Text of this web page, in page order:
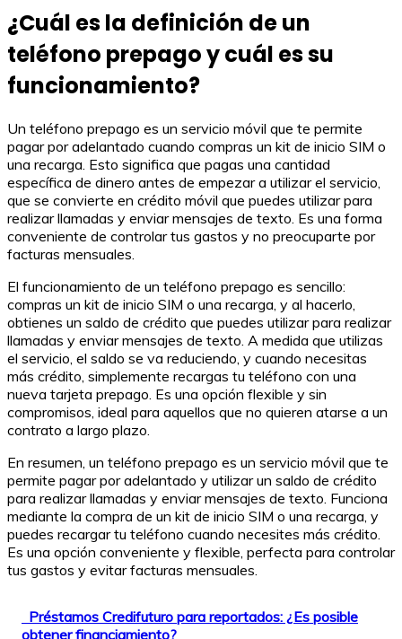
¿Cuál es la definición de un
teléfono prepago y cuál es su
funcionamiento?
Un teléfono prepago es un servicio móvil que te permite
pagar por adelantado cuando compras un kit de inicio SIM o
una recarga. Esto significa que pagas una cantidad
específica de dinero antes de empezar a utilizar el servicio,
que se convierte en crédito móvil que puedes utilizar para
realizar llamadas y enviar mensajes de texto. Es una forma
conveniente de controlar tus gastos y no preocuparte por
facturas mensuales.
El funcionamiento de un teléfono prepago es sencillo:
compras un kit de inicio SIM o una recarga, y al hacerlo,
obtienes un saldo de crédito que puedes utilizar para realizar
llamadas y enviar mensajes de texto. A medida que utilizas
el servicio, el saldo se va reduciendo, y cuando necesitas
más crédito, simplemente recargas tu teléfono con una
nueva tarjeta prepago. Es una opción flexible y sin
compromisos, ideal para aquellos que no quieren atarse a un
contrato a largo plazo.
En resumen, un teléfono prepago es un servicio móvil que te
permite pagar por adelantado y utilizar un saldo de crédito
para realizar llamadas y enviar mensajes de texto. Funciona
mediante la compra de un kit de inicio SIM o una recarga, y
puedes recargar tu teléfono cuando necesites más crédito.
Es una opción conveniente y flexible, perfecta para controlar
tus gastos y evitar facturas mensuales.
Préstamos Credifuturo para reportados: ¿Es posible
obtener financiamiento?